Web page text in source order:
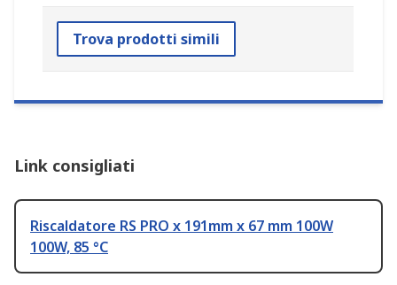
Trova prodotti simili
Link consigliati
Riscaldatore RS PRO x 191mm x 67 mm 100W
100W, 85 °C